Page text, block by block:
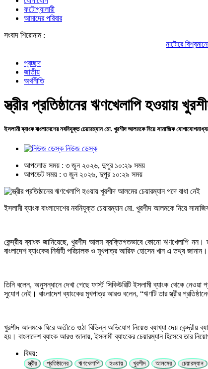
ফটোগ্যালারী
আমাদের পরিবার
সংবাদ শিরোনাম :
নাটোরে বিশ্বমানের পর্যটন
প্রচ্ছদ
জাতীয়
অর্থনীতি
স্ত্রীর প্রতিষ্ঠানের ঋণখেলাপি হওয়ায়
ইসলামী ব্যাংক বাংলাদেশের নবনিযুক্ত চেয়ারম্যান মো. খুরশীদ আলমকে নিয়ে সামাজিক
নিউজ ডেস্ক
আপলোড সময় : ৩ জুন ২০২৬, দুপুর ১০:২৯ সময়
আপডেট সময় : ৩ জুন ২০২৬, দুপুর ১০:২৯ সময়
ইসলামী ব্যাংক বাংলাদেশের নবনিযুক্ত চেয়ারম্যান মো. খুরশীদ আলমকে নিয়ে
কেন্দ্রীয় ব্যাংক জানিয়েছে, খুরশীদ আলম ব্যক্তিগতভাবে কোনো ঋণখেলাপি নন।
বাংলাদেশ ব্যাংকের নির্বাহী পরিচালক ও মুখপাত্র আরিফ হোসেন খান এ তথ্য জানান।
তিনি বলেন, অনুসন্ধানে দেখা গেছে ফার্স্ট সিকিউরিটি ইসলামী ব্যাংক থেকে
সুযোগ নেই। বাংলাদেশ ব্যাংকের মুখপাত্র আরও বলেন, “ঋণটি তার স্ত্রীর
খুরশীদ আলমকে ঘিরে অতীতে ওঠা বিভিন্ন অভিযোগ নিয়েও ব্যাখ্যা দেয় কেন্দ্রীয়
হয়। বাংলাদেশ ব্যাংক আরও জানায়, ইসলামী ব্যাংকের চেয়ারম্যান হিসেবে তার
বিষয়:
স্ত্রীর প্রতিষ্ঠানের ঋণখেলাপি হওয়ায় খুরশীদ আলমের চেয়ারম্যান